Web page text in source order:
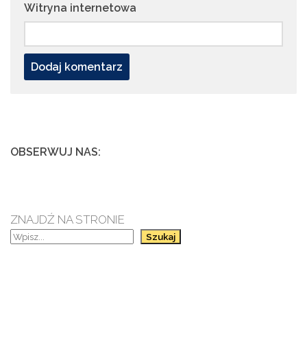
Witryna internetowa
OBSERWUJ NAS:
ZNAJDŹ NA STRONIE
Szukaj